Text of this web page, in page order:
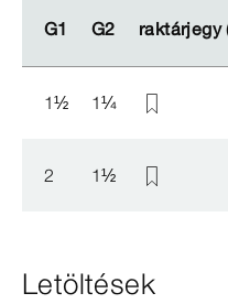
G1 G2 raktárjegy
G1 G2 raktárjegy
1½ 1¼
2 1½
Letöltések